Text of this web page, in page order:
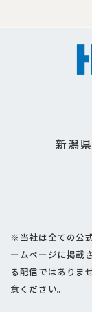
新潟
※当社は全ての公
ームページに掲載
る配信ではありませ
意ください。